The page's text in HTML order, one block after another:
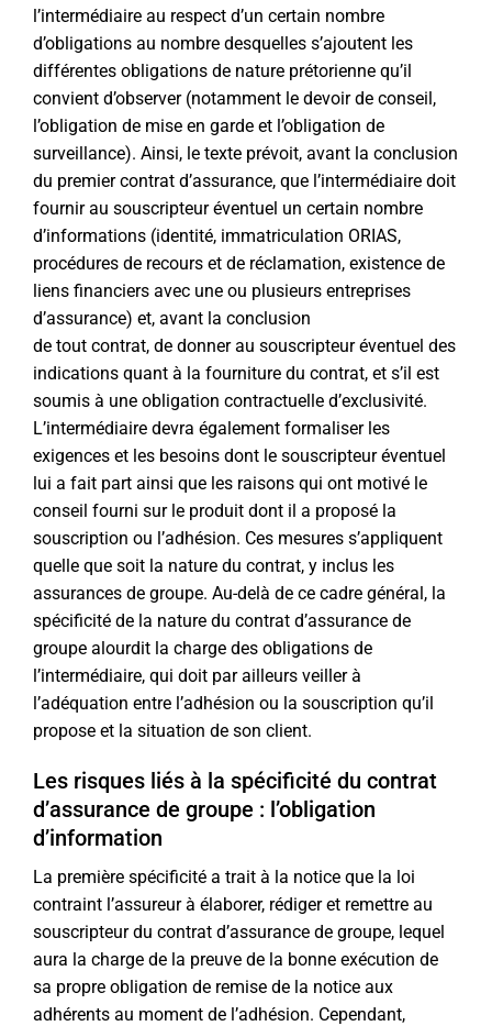
l’intermédiaire au respect d’un certain nombre
d’obligations au nombre desquelles s’ajoutent les
différentes obligations de nature prétorienne qu’il
convient d’observer (notamment le devoir de conseil,
l’obligation de mise en garde et l’obligation de
surveillance). Ainsi, le texte prévoit, avant la conclusion
du premier contrat d’assurance, que l’intermédiaire doit
fournir au souscripteur éventuel un certain nombre
d’informations (identité, immatriculation ORIAS,
procédures de recours et de réclamation, existence de
liens financiers avec une ou plusieurs entreprises
d’assurance) et, avant la conclusion
de tout contrat, de donner au souscripteur éventuel des
indications quant à la fourniture du contrat, et s’il est
soumis à une obligation contractuelle d’exclusivité.
L’intermédiaire devra également formaliser les
exigences et les besoins dont le souscripteur éventuel
lui a fait part ainsi que les raisons qui ont motivé le
conseil fourni sur le produit dont il a proposé la
souscription ou l’adhésion. Ces mesures s’appliquent
quelle que soit la nature du contrat, y inclus les
assurances de groupe. Au-delà de ce cadre général, la
spécificité de la nature du contrat d’assurance de
groupe alourdit la charge des obligations de
l’intermédiaire, qui doit par ailleurs veiller à
l’adéquation entre l’adhésion ou la souscription qu’il
propose et la situation de son client.
Les risques liés à la spécificité du contrat
d’assurance de groupe : l’obligation
d’information
La première spécificité a trait à la notice que la loi
contraint l’assureur à élaborer, rédiger et remettre au
souscripteur du contrat d’assurance de groupe, lequel
aura la charge de la preuve de la bonne exécution de
sa propre obligation de remise de la notice aux
adhérents au moment de l’adhésion. Cependant,